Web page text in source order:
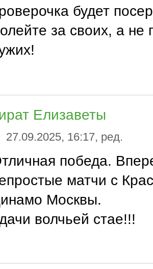
будет
за своих, а не
Елизаветы
27.09.2025, 16:17, ред.
победа.
матчи с
Москвы.
волчьей стае!!!